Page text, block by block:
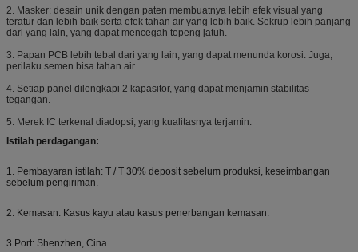
2. Masker: desain unik dengan paten membuatnya lebih efek visual yang
teratur dan lebih baik serta efek tahan air yang lebih baik. Sekrup lebih panjang
dari yang lain, yang dapat mencegah topeng jatuh.
3. Papan PCB lebih tebal dari yang lain, yang dapat menunda korosi. Juga,
perilaku semen bisa tahan air.
4. Setiap panel dilengkapi 2 kapasitor, yang dapat menjamin stabilitas
tegangan.
5. Merek IC terkenal diadopsi, yang kualitasnya terjamin.
Istilah perdagangan:
1. Pembayaran istilah: T / T 30% deposit sebelum produksi, keseimbangan
sebelum pengiriman.
2. Kemasan: Kasus kayu atau kasus penerbangan kemasan.
3.Port: Shenzhen, Cina.